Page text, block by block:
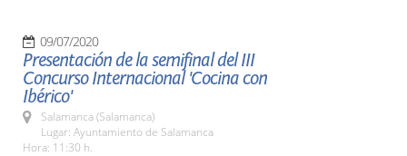
09/07/2020
Presentación de la semifinal del III
Concurso Internacional 'Cocina con
Ibérico'
Salamanca (Salamanca)
Lugar: Ayuntamiento de Salamanca
Hora: 11:30 h.